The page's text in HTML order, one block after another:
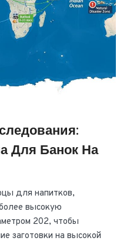
Для Банок На
для напитков,
высокую
202, чтобы
заготовки на высокой